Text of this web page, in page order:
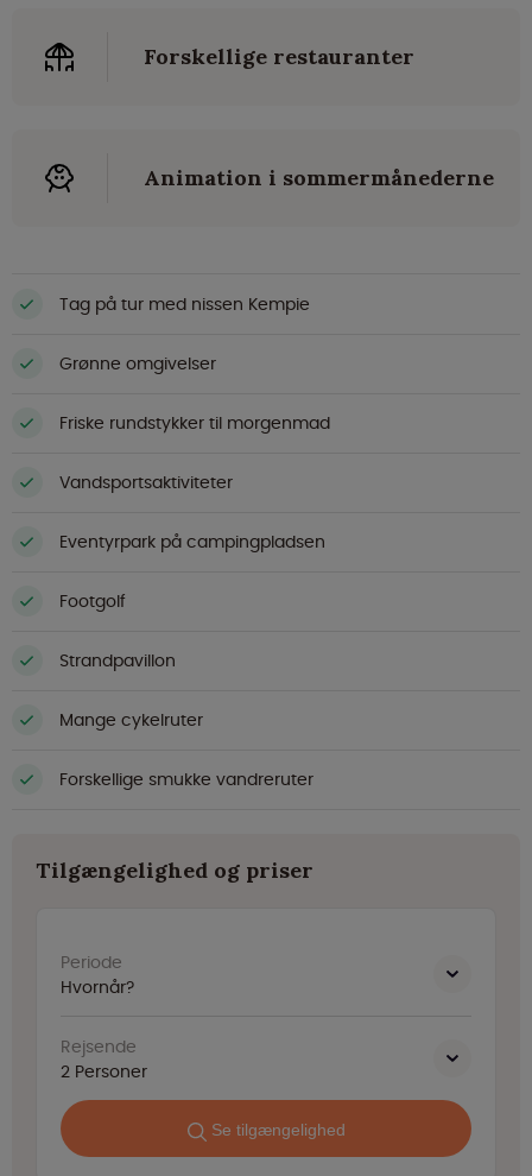
Forskellige restauranter
Animation i sommermånederne
Tag på tur med nissen Kempie
Grønne omgivelser
Friske rundstykker til morgenmad
Vandsportsaktiviteter
Eventyrpark på campingpladsen
Footgolf
Strandpavillon
Mange cykelruter
Forskellige smukke vandreruter
Tilgængelighed og priser
Periode
Hvornår?
Rejsende
2 Personer
Se tilgængelighed